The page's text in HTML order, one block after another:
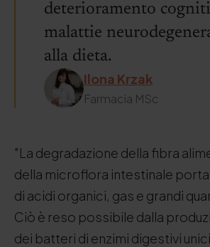
deterioramento
malattie
alla dieta.
Ilona Krzak
Farmacia MSc
"La degradazione della fibra
della microflora intestinale
di acidi organici, gas e grandi
Ciò è reso possibile dalla
dei batteri di enzimi digestivi